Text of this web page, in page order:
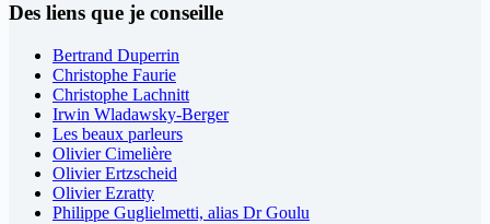
Des liens que je conseille
Bertrand Duperrin
Christophe Faurie
Christophe Lachnitt
Irwin Wladawsky-Berger
Les beaux parleurs
Olivier Cimelière
Olivier Ertzscheid
Olivier Ezratty
Philippe Guglielmetti, alias Dr Goulu